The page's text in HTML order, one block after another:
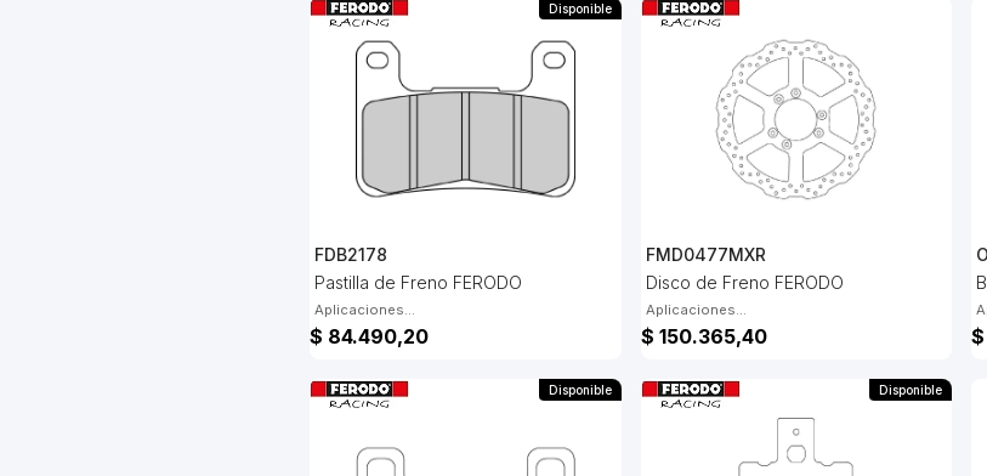
FDB2178
Pastilla de Freno FERODO
Aplicaciones...
$ 84.490,20
Disponible
FMD0477MXR
Disco de Freno FERODO
Aplicaciones...
$ 150.365,40
Disponible Disponible